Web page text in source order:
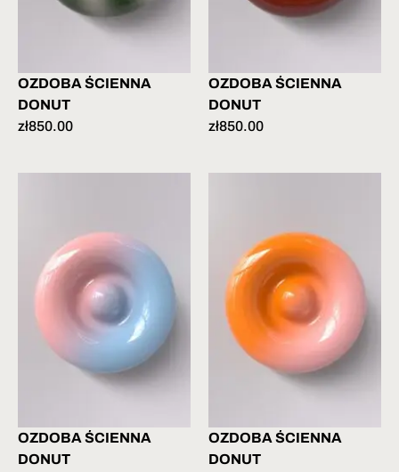
OZDOBA ŚCIENNA
DONUT
zł850.00
OZDOBA ŚCIENNA
DONUT
zł850.00
OZDOBA ŚCIENNA
DONUT
OZDOBA ŚCIENNA
DONUT